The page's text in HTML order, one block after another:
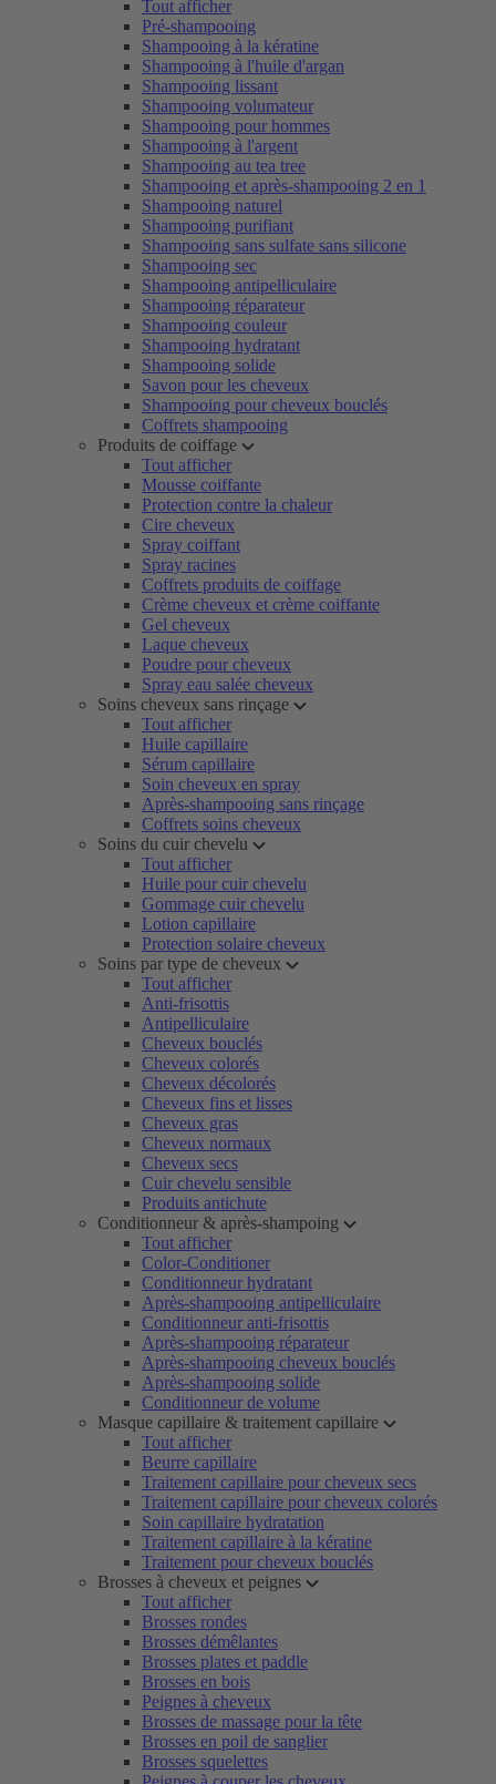
Tout afficher
Pré-shampooing
Shampooing à la kératine
Shampooing à l'huile d'argan
Shampooing lissant
Shampooing volumateur
Shampooing pour hommes
Shampooing à l'argent
Shampooing au tea tree
Shampooing et après-shampooing 2 en 1
Shampooing naturel
Shampooing purifiant
Shampooing sans sulfate sans silicone
Shampooing sec
Shampooing antipelliculaire
Shampooing réparateur
Shampooing couleur
Shampooing hydratant
Shampooing solide
Savon pour les cheveux
Shampooing pour cheveux bouclés
Coffrets shampooing
Produits de coiffage
Tout afficher
Mousse coiffante
Protection contre la chaleur
Cire cheveux
Spray coiffant
Spray racines
Coffrets produits de coiffage
Crème cheveux et crème coiffante
Gel cheveux
Laque cheveux
Poudre pour cheveux
Spray eau salée cheveux
Soins cheveux sans rinçage
Tout afficher
Huile capillaire
Sérum capillaire
Soin cheveux en spray
Après-shampooing sans rinçage
Coffrets soins cheveux
Soins du cuir chevelu
Tout afficher
Huile pour cuir chevelu
Gommage cuir chevelu
Lotion capillaire
Protection solaire cheveux
Soins par type de cheveux
Tout afficher
Anti-frisottis
Antipelliculaire
Cheveux bouclés
Cheveux colorés
Cheveux décolorés
Cheveux fins et lisses
Cheveux gras
Cheveux normaux
Cheveux secs
Cuir chevelu sensible
Produits antichute
Conditionneur & après-shampoing
Tout afficher
Color-Conditioner
Conditionneur hydratant
Après-shampooing antipelliculaire
Conditionneur anti-frisottis
Après-shampooing réparateur
Après-shampooing cheveux bouclés
Après-shampooing solide
Conditionneur de volume
Masque capillaire & traitement capillaire
Tout afficher
Beurre capillaire
Traitement capillaire pour cheveux secs
Traitement capillaire pour cheveux colorés
Soin capillaire hydratation
Traitement capillaire à la kératine
Traitement pour cheveux bouclés
Brosses à cheveux et peignes
Tout afficher
Brosses rondes
Brosses démêlantes
Brosses plates et paddle
Brosses en bois
Peignes à cheveux
Brosses de massage pour la tête
Brosses en poil de sanglier
Brosses squelettes